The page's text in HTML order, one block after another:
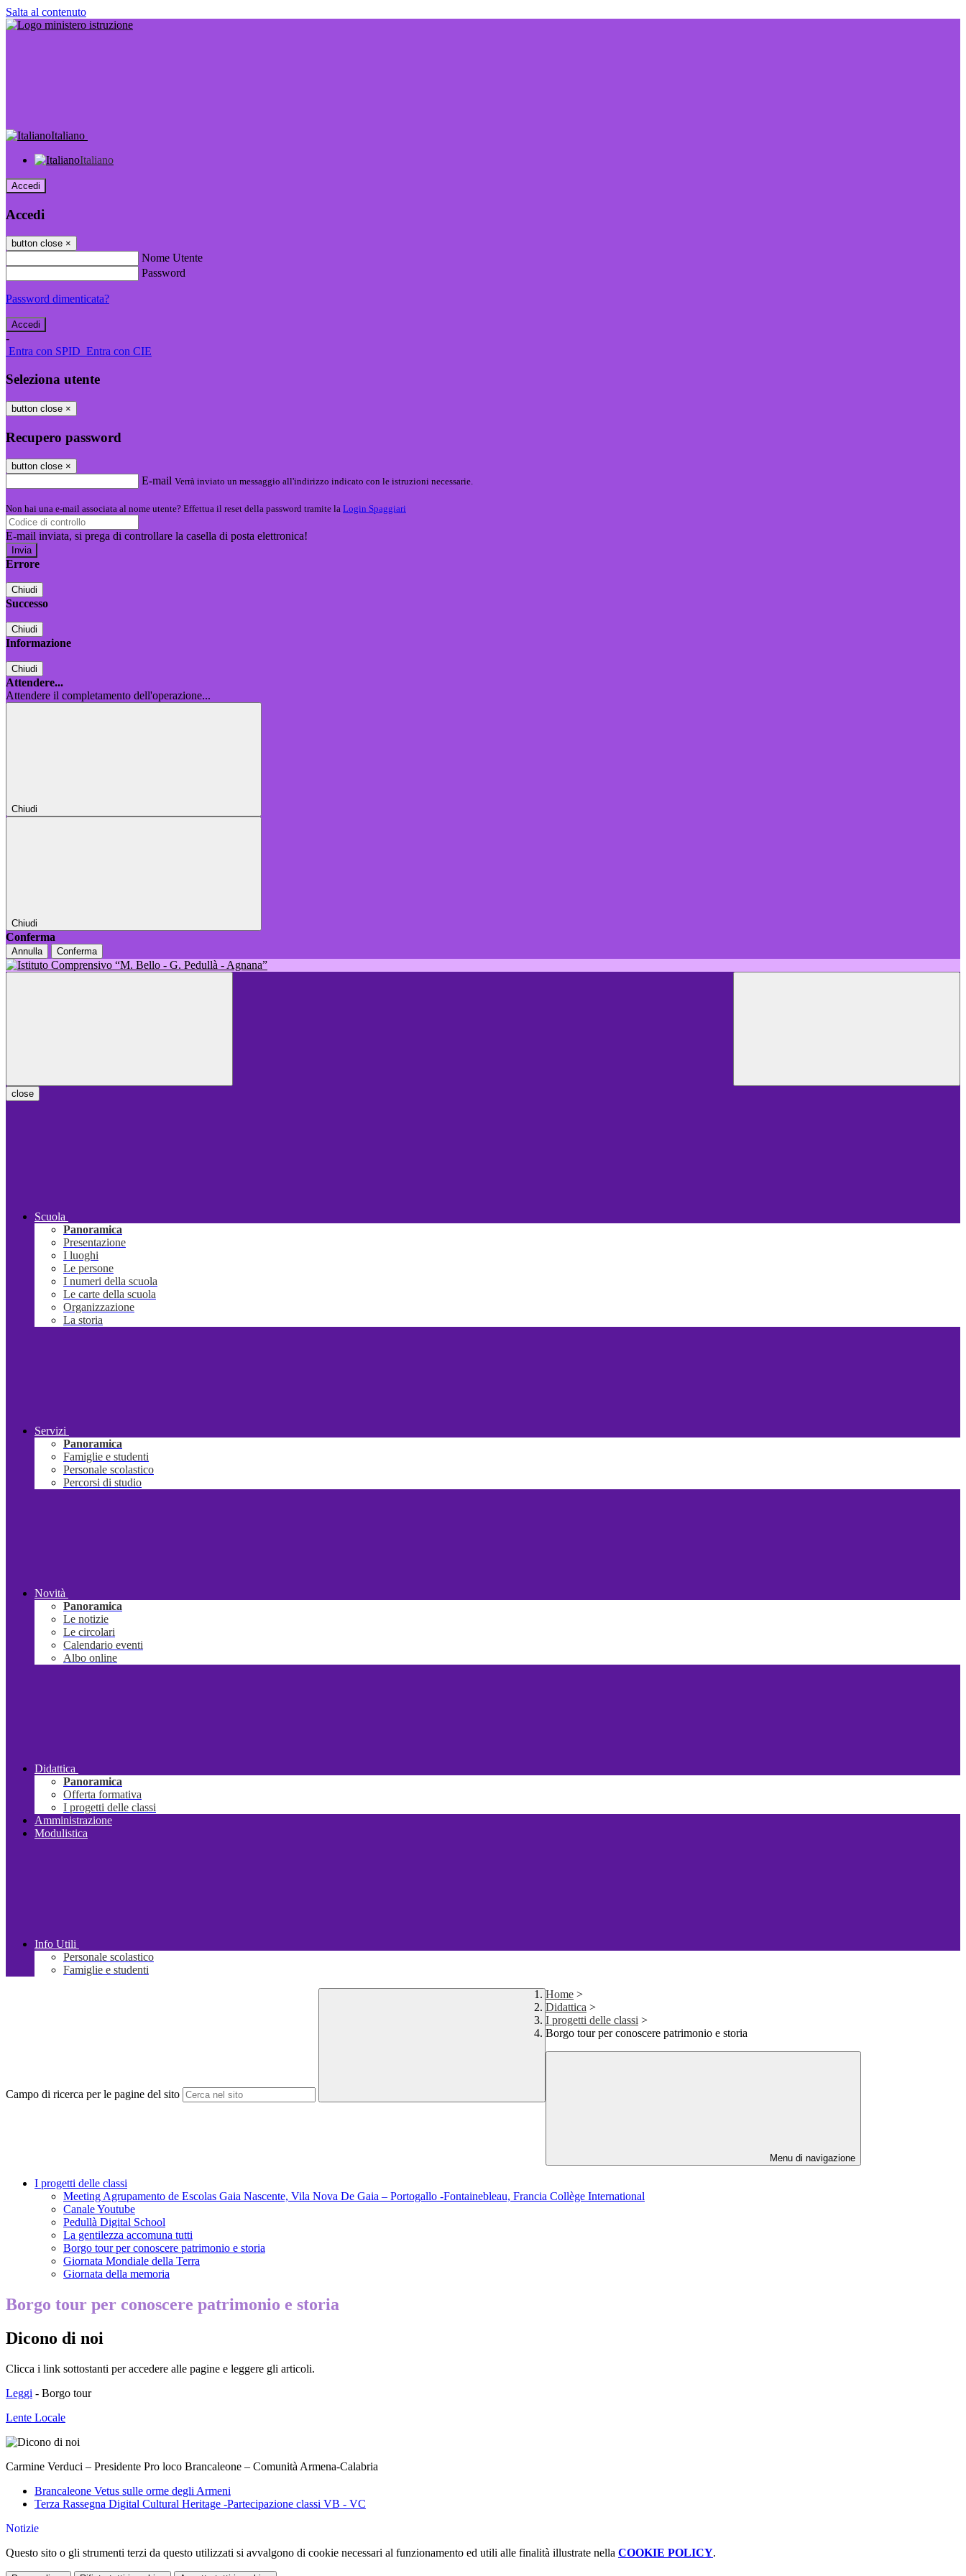
Salta al contenuto
Italiano
Italiano
Accedi
Accedi
button close ×
Nome Utente
Password
Password dimenticata?
-
Entra con SPID Entra con CIE
Seleziona utente
button close ×
Recupero password
button close ×
E-mail Verrà inviato un messaggio all'indirizzo indicato con le istruzioni necessarie.
Non hai una e-mail associata al nome utente? Effettua il reset della password tramite la Login Spaggiari
E-mail inviata, si prega di controllare la casella di posta elettronica!
Errore
Chiudi
Successo
Chiudi
Informazione
Chiudi
Attendere...
Attendere il completamento dell'operazione...
Chiudi
Chiudi
Conferma
Annulla Conferma
close
Scuola
Panoramica
Presentazione
I luoghi
Le persone
I numeri della scuola
Le carte della scuola
Organizzazione
La storia
Servizi
Panoramica
Famiglie e studenti
Personale scolastico
Percorsi di studio
Novità
Panoramica
Le notizie
Le circolari
Calendario eventi
Albo online
Didattica
Panoramica
Offerta formativa
I progetti delle classi
Amministrazione
Modulistica
Info Utili
Personale scolastico
Famiglie e studenti
Campo di ricerca per le pagine del sito
Home >
Didattica >
I progetti delle classi >
Borgo tour per conoscere patrimonio e storia
Menu di navigazione
I progetti delle classi
Meeting Agrupamento de Escolas Gaia Nascente, Vila Nova De Gaia – Portogallo -Fontainebleau, Francia Collège International
Canale Youtube
Pedullà Digital School
La gentilezza accomuna tutti
Borgo tour per conoscere patrimonio e storia
Giornata Mondiale della Terra
Giornata della memoria
Borgo tour per conoscere patrimonio e storia
Dicono di noi
Clicca i link sottostanti per accedere alle pagine e leggere gli articoli.
Leggi - Borgo tour
Lente Locale
Carmine Verduci – Presidente Pro loco Brancaleone – Comunità Armena-Calabria
Brancaleone Vetus sulle orme degli Armeni
Terza Rassegna Digital Cultural Heritage -Partecipazione classi VB - VC
Notizie
Questo sito o gli strumenti terzi da questo utilizzati si avvalgono di cookie necessari al funzionamento ed utili alle finalità illustrate nella COOKIE POLICY.